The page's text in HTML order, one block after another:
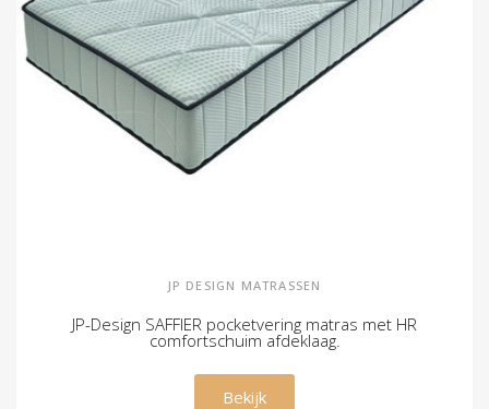
JP DESIGN MATRASSEN
JP-Design SAFFIER pocketvering matras met HR
comfortschuim afdeklaag.
€ 315,00
Bekijk